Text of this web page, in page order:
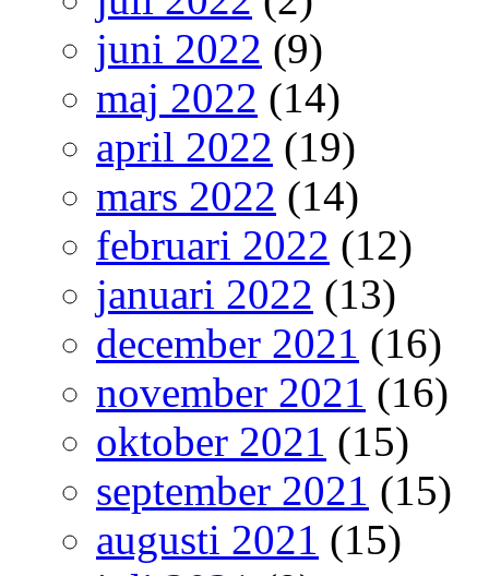
juni 2022 (9)
maj 2022 (14)
april 2022 (19)
mars 2022 (14)
februari 2022 (12)
januari 2022 (13)
december 2021 (16)
november 2021 (16)
oktober 2021 (15)
september 2021 (15)
augusti 2021 (15)